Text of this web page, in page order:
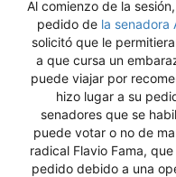
Al comienzo de la
pedido de la senadora
solicitó que le
a que cursa un
puede viajar por
hizo lugar a su
senadores que se
puede votar o no de
radical Flavio Fama,
pedido debido a una